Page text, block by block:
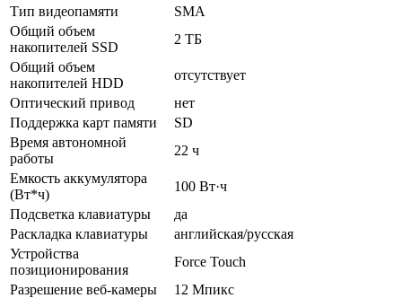
Тип видеопамяти
SMA
Общий объем
накопителей SSD
2 ТБ
Общий объем
накопителей HDD
отсутствует
Оптический привод
нет
Поддержка карт памяти
SD
Время автономной
работы
22 ч
Емкость аккумулятора
(Вт*ч)
100 Вт·ч
Подсветка клавиатуры
да
Раскладка клавиатуры
английская/русская
Устройства
позиционирования
Force Touch
Разрешение веб-камеры
12 Мпикс